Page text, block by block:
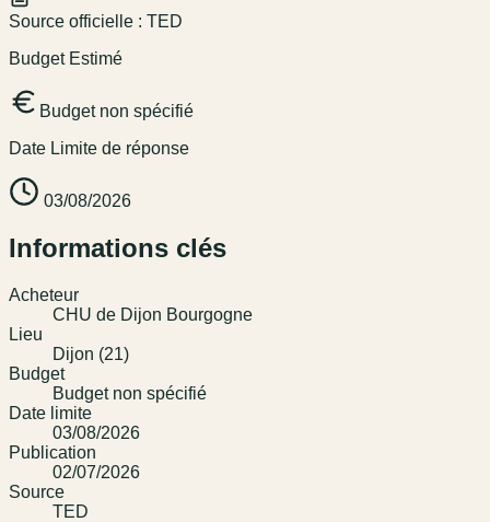
Source officielle : TED
Budget Estimé
Budget non spécifié
Date Limite de réponse
03/08/2026
Informations clés
Acheteur
CHU de Dijon Bourgogne
Lieu
Dijon (21)
Budget
Budget non spécifié
Date limite
03/08/2026
Publication
02/07/2026
Source
TED